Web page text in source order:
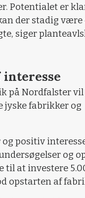
Potentialet er
der stadig være
siger
på Nordfalster
jyske fabrikker og
positiv
og
at investere
opstarten af